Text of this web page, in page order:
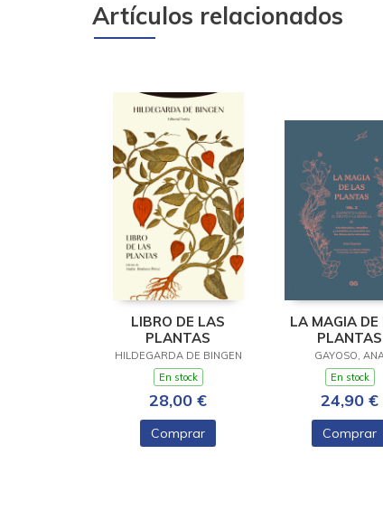
Artículos relacionados
LIBRO DE LAS
PLANTAS
HILDEGARDA DE BINGEN
En stock
28,00 €
Comprar
LA MAGIA DE
PLANTAS
GAYOSO,
En stock
24,90 €
Comprar